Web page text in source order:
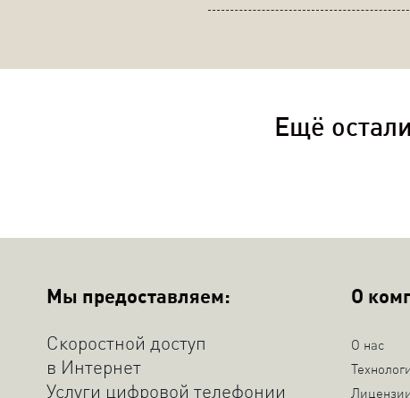
Ещё
Мы предоставляем:
Скоростной доступ
в Интернет
Услуги цифровой телефонии
О
О нас